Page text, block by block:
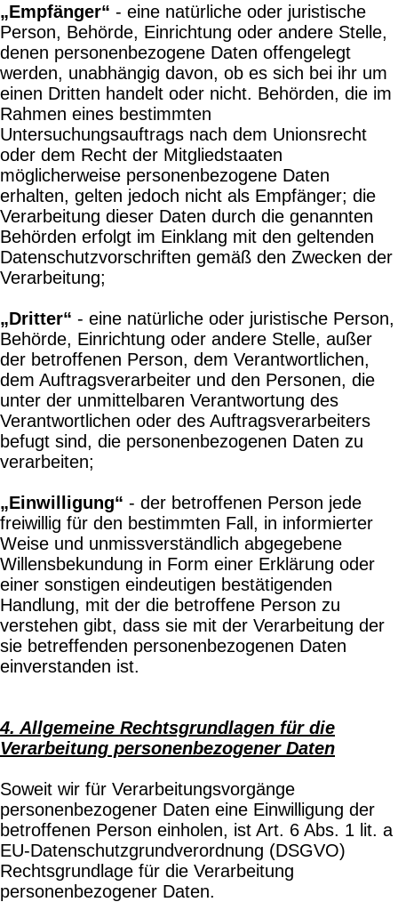
„Empfänger“ - eine natürliche oder juristische
Person, Behörde, Einrichtung oder andere Stelle,
denen personenbezogene Daten offengelegt
werden, unabhängig davon, ob es sich bei ihr um
einen Dritten handelt oder nicht. Behörden, die im
Rahmen eines bestimmten
Untersuchungsauftrags nach dem Unionsrecht
oder dem Recht der Mitgliedstaaten
möglicherweise personenbezogene Daten
erhalten, gelten jedoch nicht als Empfänger; die
Verarbeitung dieser Daten durch die genannten
Behörden erfolgt im Einklang mit den geltenden
Datenschutzvorschriften gemäß den Zwecken der
Verarbeitung;
„Dritter“ - eine natürliche oder juristische Person,
Behörde, Einrichtung oder andere Stelle, außer
der betroffenen Person, dem Verantwortlichen,
dem Auftragsverarbeiter und den Personen, die
unter der unmittelbaren Verantwortung des
Verantwortlichen oder des Auftragsverarbeiters
befugt sind, die personenbezogenen Daten zu
verarbeiten;
„Einwilligung“ - der betroffenen Person jede
freiwillig für den bestimmten Fall, in informierter
Weise und unmissverständlich abgegebene
Willensbekundung in Form einer Erklärung oder
einer sonstigen eindeutigen bestätigenden
Handlung, mit der die betroffene Person zu
verstehen gibt, dass sie mit der Verarbeitung der
sie betreffenden personenbezogenen Daten
einverstanden ist.
4. Allgemeine Rechtsgrundlagen für die
Verarbeitung personenbezogener Daten
Soweit wir für Verarbeitungsvorgänge
personenbezogener Daten eine Einwilligung der
betroffenen Person einholen, ist Art. 6 Abs. 1 lit. a
EU-Datenschutzgrundverordnung (DSGVO)
Rechtsgrundlage für die Verarbeitung
personenbezogener Daten.